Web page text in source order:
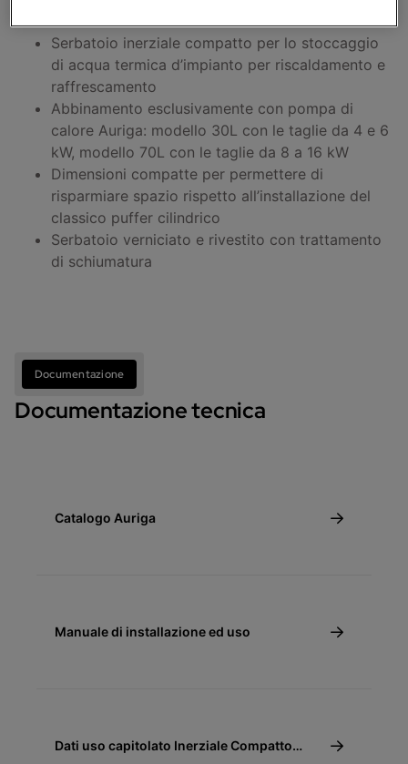
Serbatoio inerziale compatto per lo stoccaggio
di acqua termica d’impianto per riscaldamento e
raffrescamento
Abbinamento esclusivamente con pompa di
calore Auriga: modello 30L con le taglie da 4 e 6
kW, modello 70L con le taglie da 8 a 16 kW
Dimensioni compatte per permettere di
risparmiare spazio rispetto all’installazione del
classico puffer cilindrico
Serbatoio verniciato e rivestito con trattamento
di schiumatura
Documentazione
Documentazione tecnica
Catalogo Auriga
Manuale di installazione ed uso
Dati uso capitolato Inerziale Compatto